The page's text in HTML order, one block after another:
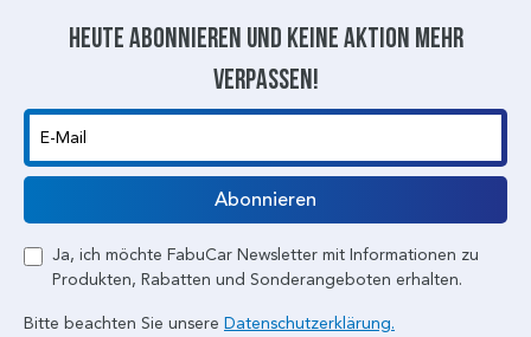
Heute abonnieren und keine aktion mehr
verpassen!
E-Mail
Abonnieren
Ja, ich möchte FabuCar Newsletter mit Informationen zu
Produkten, Rabatten und Sonderangeboten erhalten.
Bitte beachten Sie unsere Datenschutzerklärung.